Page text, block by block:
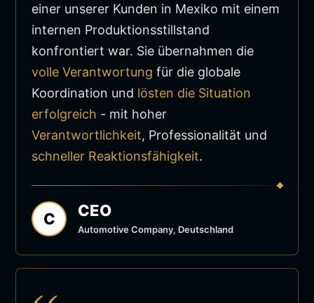
einer unserer Kunden in Mexiko mit einem
internen Produktionsstillstand
konfrontiert war. Sie übernahmen die
volle Verantwortung für die globale
Koordination und lösten die Situation
erfolgreich - mit hoher
Verantwortlichkeit, Professionalität und
schneller Reaktionsfähigkeit.
C CEO
Automotive Company, Deutschland